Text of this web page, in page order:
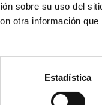
sobre su uso del
otra información
Estadística
utiliza Facebook. Con
destacando
natural es empezar a
de lo que podrían ser